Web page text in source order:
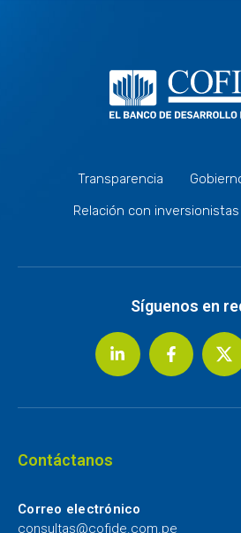
Transparencia
Relación con inversionistas
Síguenos en
Contáctanos
Correo electrónico
consultas@cofide.com.pe